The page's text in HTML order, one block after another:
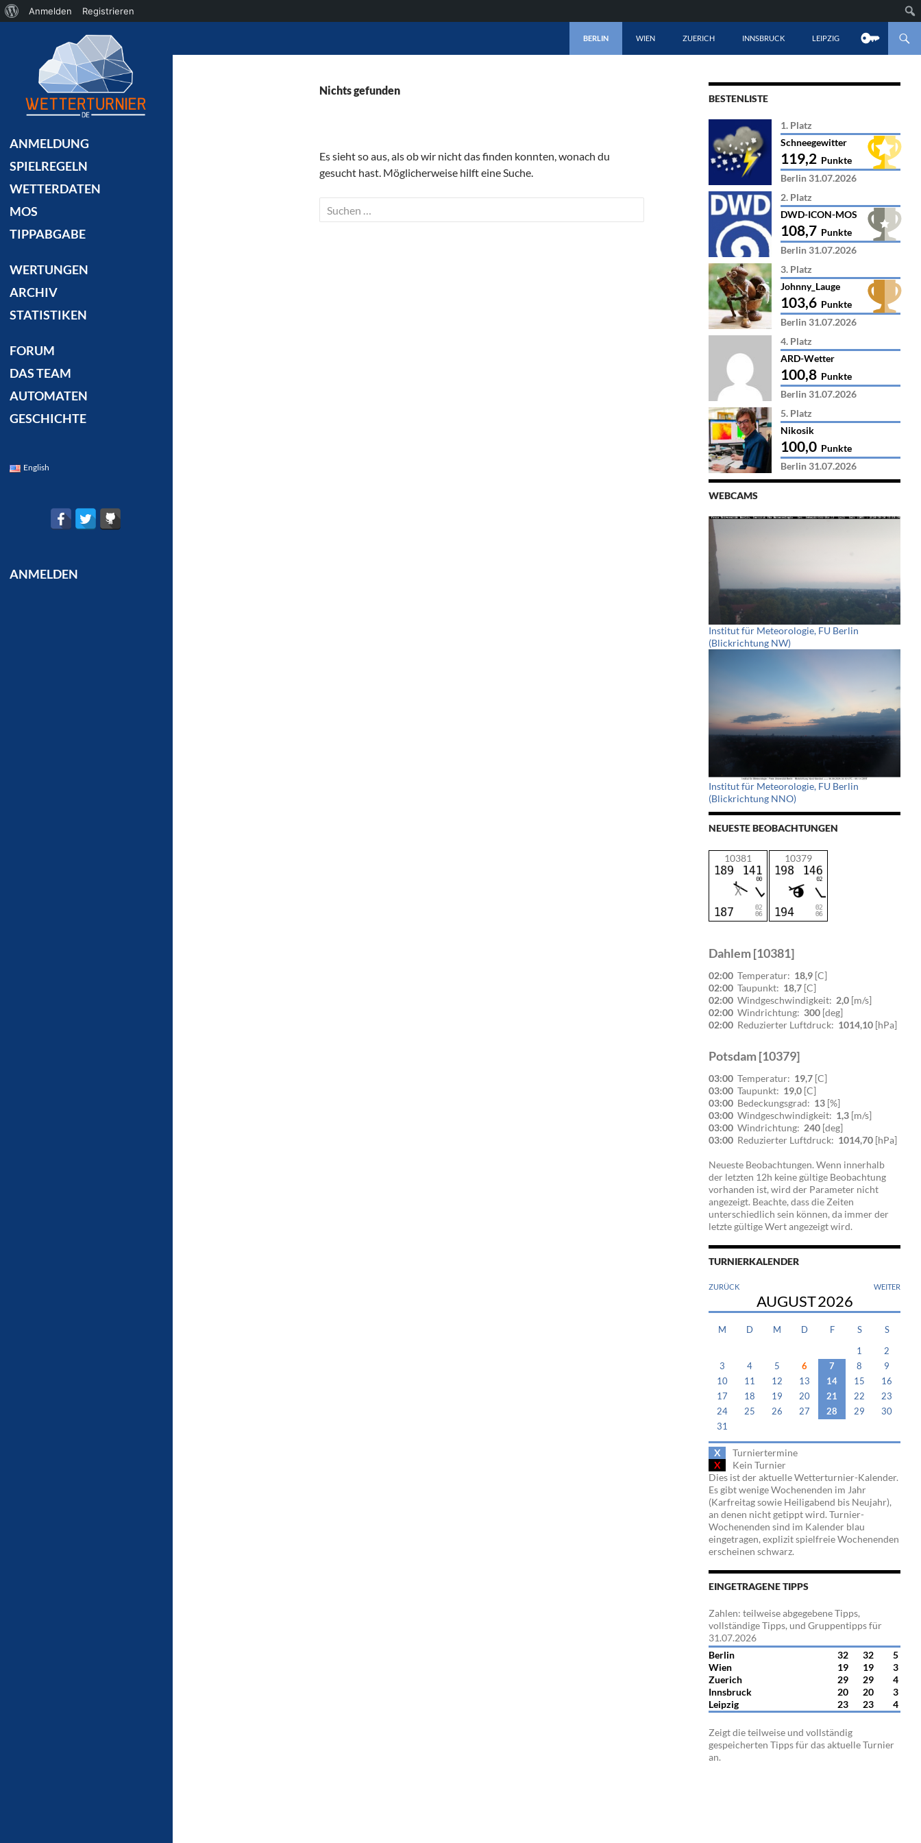
BERLIN
WIEN ZUERICH INNSBRUCK LEIPZIG
Nichts gefunden
Es sieht so aus, als ob wir nicht das finden konnten, wonach du
gesucht hast. Möglicherweise hilft eine Suche.
Suchen
nach:
BESTENLISTE
1. Platz
Schneegewitter
119,2 Punkte
Berlin 31.07.2026
2. Platz
DWD-ICON-MOS
108,7 Punkte
Berlin 31.07.2026
3. Platz
Johnny_Lauge
103,6 Punkte
Berlin 31.07.2026
4. Platz
ARD-Wetter
100,8 Punkte
Berlin 31.07.2026
5. Platz
Nikosik
100,0 Punkte
Berlin 31.07.2026
WEBCAMS
Institut für Meteorologie, FU Berlin
(Blickrichtung NW)
Institut für Meteorologie, FU Berlin
(Blickrichtung NNO)
NEUESTE BEOBACHTUNGEN
10381 10379
Dahlem [10381]
02:00 Temperatur: 18,9 [C]
02:00 Taupunkt: 18,7 [C]
02:00 Windgeschwindigkeit: 2,0 [m/s]
02:00 Windrichtung: 300 [deg]
02:00 Reduzierter Luftdruck: 1014,10 [hPa]
Potsdam [10379]
03:00 Temperatur: 19,7 [C]
03:00 Taupunkt: 19,0 [C]
03:00 Bedeckungsgrad: 13 [%]
03:00 Windgeschwindigkeit: 1,3 [m/s]
03:00 Windrichtung: 240 [deg]
03:00 Reduzierter Luftdruck: 1014,70 [hPa]
Neueste Beobachtungen. Wenn innerhalb
der letzten 12h keine gültige Beobachtung
vorhanden ist, wird der Parameter nicht
angezeigt. Beachte, dass die Zeiten
unterschiedlich sein können, da immer der
letzte gültige Wert angezeigt wird.
TURNIERKALENDER
ZURÜCK WEITER
AUGUST2026
M D M D F S S
1
2
3
4 5 6 7 8
9
10
11 12 13 14 15
16
17
18 19 20 21 22
23
24
25 26 27 28 29
30
31
X
Turniertermine
X
Kein Turnier
Dies ist der aktuelle Wetterturnier-Kalender.
Es gibt wenige Wochenenden im Jahr
(Karfreitag sowie Heiligabend bis Neujahr),
an denen nicht getippt wird. Turnier-
Wochenenden sind im Kalender blau
eingetragen, explizit spielfreie Wochenenden
erscheinen schwarz.
EINGETRAGENE TIPPS
Zahlen: teilweise abgegebene Tipps,
vollständige Tipps, und Gruppentipps für
31.07.2026
Berlin
32 32
5
Wien
19 19
3
Zuerich
29 29
4
Innsbruck
20 20
3
Leipzig
23 23 4
Zeigt die teilweise und vollständig
gespeicherten Tipps für das aktuelle Turnier
an.
ANMELDUNG
SPIELREGELN
WETTERDATEN
MOS
TIPPABGABE
WERTUNGEN
ARCHIV
STATISTIKEN
FORUM
DAS TEAM
AUTOMATEN
GESCHICHTE
English
ANMELDEN
Über
Anmelden Registrieren